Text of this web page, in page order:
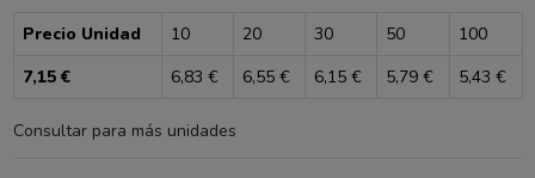
Precio Unidad 10 20 30 50
100
7,15 €
6,83 € 6,55 € 6,15 € 5,79 € 5,43 €
Consultar para más unidades